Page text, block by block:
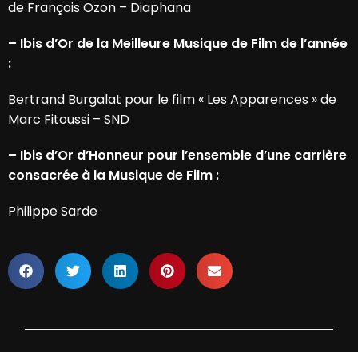
de François Ozon – Diaphana
– Ibis d’Or de la Meilleure Musique de Film de l’année
:
Bertrand Burgalat pour le film « Les Apparences » de
Marc Fitoussi – SND
– Ibis d’Or d’Honneur pour l’ensemble d’une carrière
consacrée à la Musique de Film :
Philippe Sarde